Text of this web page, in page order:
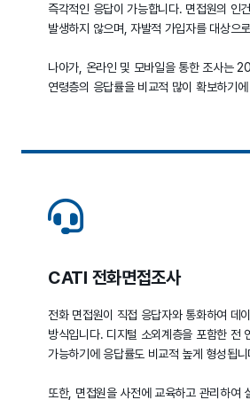
즉각적인 응답이 가능합니다. 면접원의 인
발생하지 않으며, 자발적 가입자를 대상으
나아가, 온라인 및 모바일을 통한 조사는
연령층의 응답률을 비교적 많이 확보하기
CATI 전화면접조사
전화 면접원이 직접 응답자와 통화하여 데
방식입니다. 디지털 소외계층을 포함한 전
가능하기에 응답률도 비교적 높게 형성됩니
또한, 면접원을 사전에 교육하고 관리하여